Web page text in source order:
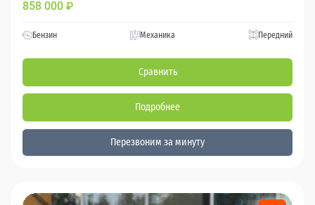
858 000 ₽
Бензин Механика Передний
Сравнить
Подробнее
Перезвоним за минуту